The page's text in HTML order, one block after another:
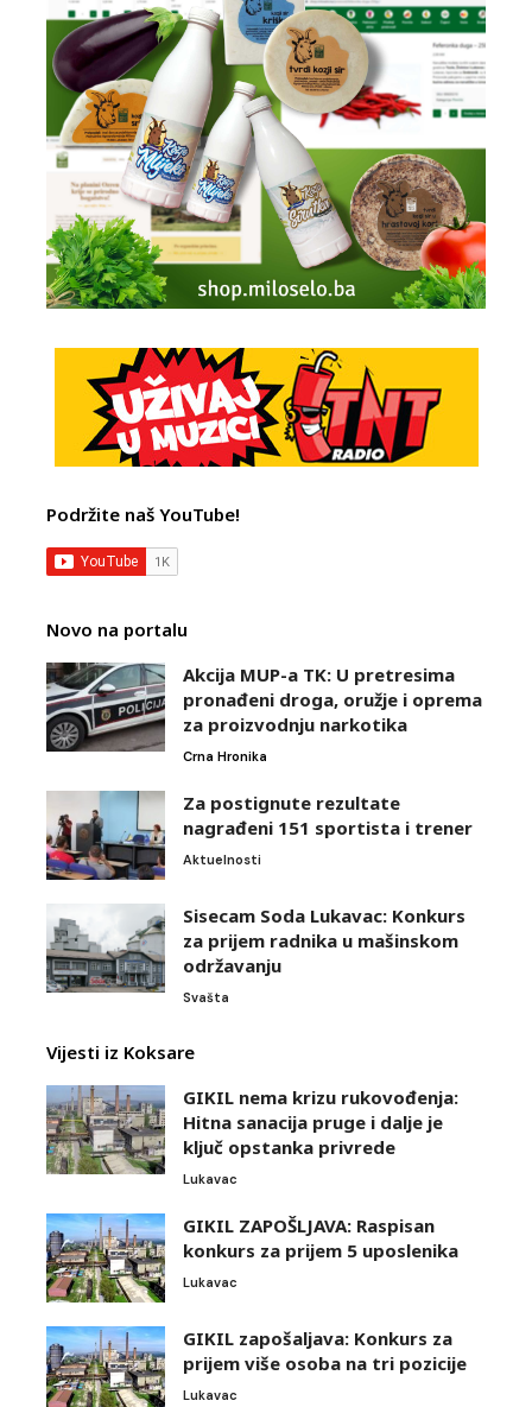
Podržite naš YouTube!
Novo na portalu
Akcija MUP-a TK: U pretresima
pronađeni droga, oružje i oprema
za proizvodnju narkotika
Crna Hronika
Za postignute rezultate
nagrađeni 151 sportista i trener
Aktuelnosti
Sisecam Soda Lukavac: Konkurs
za prijem radnika u mašinskom
održavanju
Svašta
Vijesti iz Koksare
GIKIL nema krizu rukovođenja:
Hitna sanacija pruge i dalje je
ključ opstanka privrede
Lukavac
GIKIL ZAPOŠLJAVA: Raspisan
konkurs za prijem 5 uposlenika
Lukavac
GIKIL zapošaljava: Konkurs za
prijem više osoba na tri pozicije
Lukavac